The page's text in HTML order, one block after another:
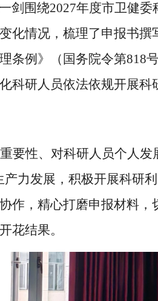
剑围绕2027年度市卫健
化情况，梳理了申报书
条例》
（ 国务院令第818
科研人员依法依规开展科
要性、对科研人员个人
力发展，积极开展科研
作，精心打磨申报材料
花结果。